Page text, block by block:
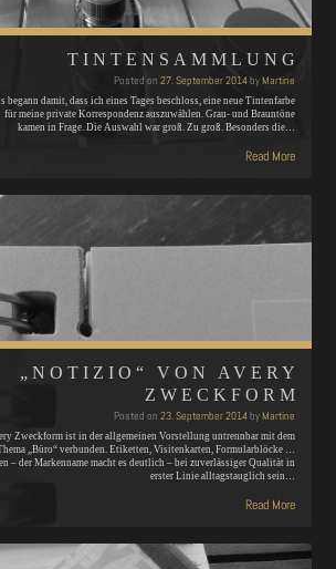
TINTENSAMMLUNG
Posted on 27. September 2014byMartine
begann damit, dass ich eines Tages beschloss, eine neue Tintenfarbe
für meine private Korrespondenz auszuwählen. Grau- und Brauntöne
kamen in Frage. Die Auswahl war groß. Zu groß. Besonders die…
Read More
„NOTIZIO“ VON AVERY
ZWECKFORM
Posted on 23. September 2014byMartine
Zweckform ist in der allgemeinen Vorstellung untrennbar mit dem
„Büro“ verbunden. Etiketten, Visitenkarten, Formularblöcke …
– der Markenname macht es deutlich – bei zuverlässiger Qualität in
erster Linie alltagstauglich sein…
Read More